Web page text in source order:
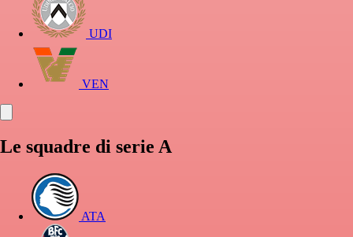
UDI
VEN
Le squadre di serie A
ATA